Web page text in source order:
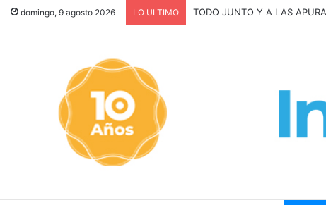
domingo, 9 agosto 2026 LO ULTIMO TODO JUNTO Y A LAS